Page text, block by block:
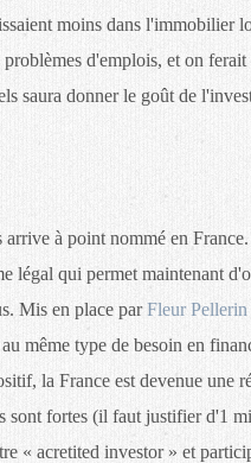
moins dans l'immobilier
d'emplois, et on
saura donner le goût de
à point nommé en
légal qui permet maintenant
Mis en place parFleur Pellerin
même type de besoin en
la France est devenue une
sont fortes (il faut justifier d'1
« acretited investor » et